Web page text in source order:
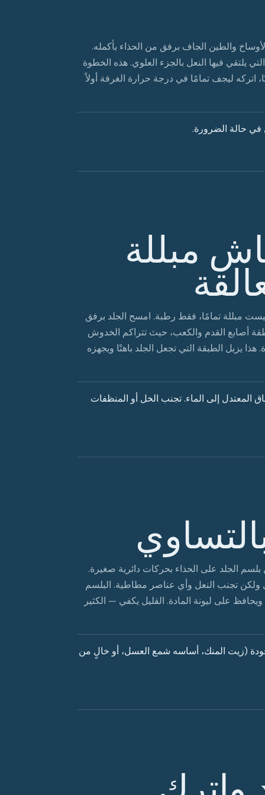
والطين الجاف برفق من الحذاء بأكمله.
يلتقي فيها النعل بالجزء العلوي. هذه الخطوة
اتركه ليجف تمامًا في درجة حرارة الغرفة أولاً
حالة الضرورة.
مبللة
مبللة تمامًا، فقط رطبة. امسح الجلد برفق
أصابع القدم والكعب، حيث تتراكم الخدوش
يزيل الطبقة التي تجعل الجلد باهتًا ويجهزه
المعتدل إلى الماء. تجنب الخل أو المنظفات
الجلد على الحذاء بحركات دائرية صغيرة.
ولكن تجنب النعل وأي عناصر مطاطية. البلسم
على ليونة المادة. القليل يكفي — الكثير
(زيت المنك، أساسه شمع العسل، أو خالٍ من